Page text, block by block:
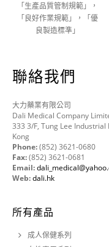
「生產品質管制規範」，
「良好作業規範」，「優
良製造標準」
聯絡我們
大力藥業有限公司
Dali Medical Company
333 3/F, Tung Lee
Kong
Phone:(852) 3621-0680
Fax:(852) 3621-0681
Email:
Web:dali.hk
所有產品
成人保健系列